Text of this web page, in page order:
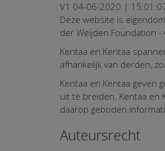
V1 04-06-2020 |
Deze website is
der Weijden Foundation
Kentaa en Kentaa
afhankelijk van derden,
Kentaa en Kentaa geven
uit te breiden. Kentaa en
daarop geboden
Auteursrecht